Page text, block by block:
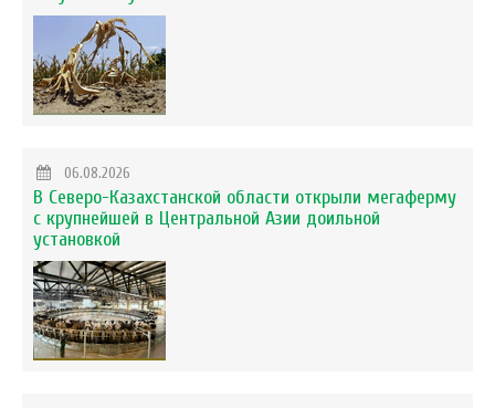
06.08.2026
В Северо-Казахстанской области открыли мегаферму
с крупнейшей в Центральной Азии доильной
установкой